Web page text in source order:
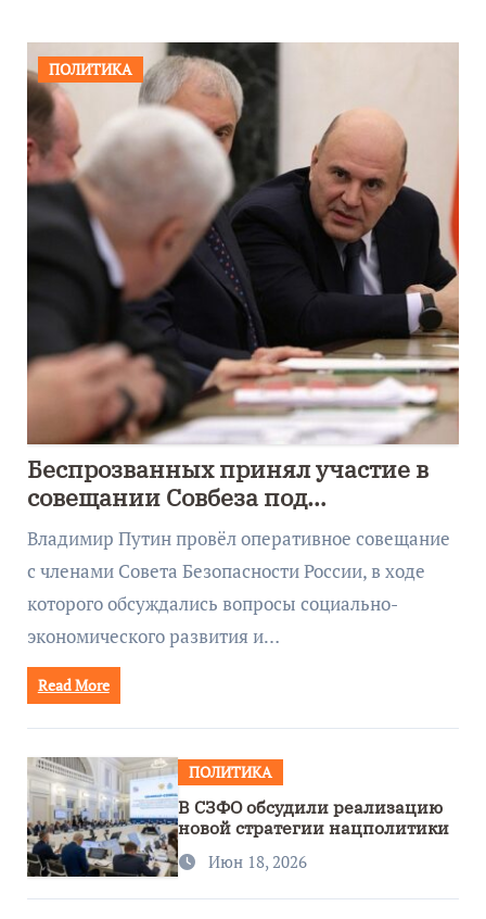
ПОЛИТИКА
Беспрозванных принял участие в
совещании Совбеза под
руководством Путина
Владимир Путин провёл оперативное совещание
с членами Совета Безопасности России, в ходе
которого обсуждались вопросы социально-
экономического развития и…
Read More
ПОЛИТИКА
В СЗФО обсудили реализацию
новой стратегии нацполитики
Июн 18, 2026